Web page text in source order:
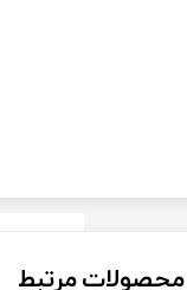
محصولات مرتبط